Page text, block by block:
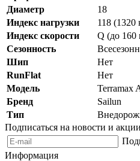
Диаметр
18
Индекс нагрузки
118 (1320
Индекс скорости
Q (до 160
Сезонность
Шип
Нет
RunFlat
Нет
Модель
Terramax
Бренд
Sailun
Тип
Подписаться на новости и акции
Информация